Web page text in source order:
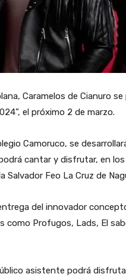
Caramelos de Cianuro
el próximo 2 de marzo.
Camoruco, se
cantar y disfrutar, en
Salvador Feo La Cruz de
del innovador
como Profugos, Lads, El
asistente podrá